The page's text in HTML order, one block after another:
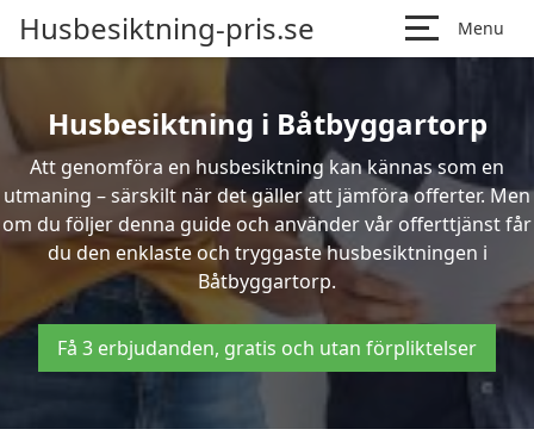
Husbesiktning-pris.se Menu
Husbesiktning i Båtbyggartorp
Att genomföra en husbesiktning kan kännas som en
utmaning – särskilt när det gäller att jämföra offerter. Men
om du följer denna guide och använder vår offerttjänst får
du den enklaste och tryggaste husbesiktningen i
Båtbyggartorp.
Få 3 erbjudanden, gratis och utan förpliktelser